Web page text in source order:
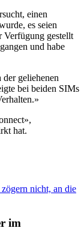
einen
es seien
Verfügung gestellt
und habe
geliehenen
bei beiden SIMs
hat.
nicht, an die
im